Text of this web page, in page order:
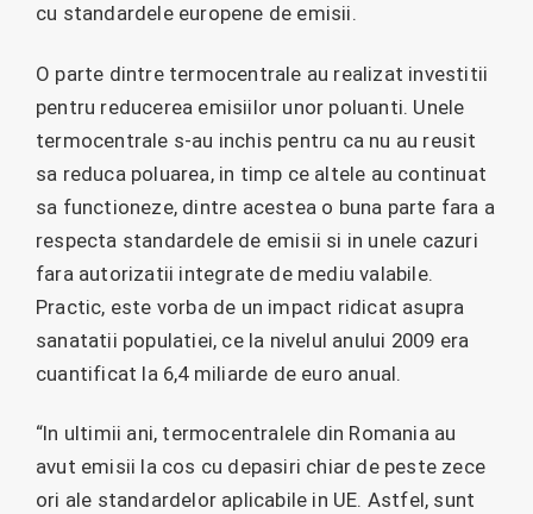
cu standardele europene de emisii.
O parte dintre termocentrale au realizat investitii
pentru reducerea emisiilor unor poluanti. Unele
termocentrale s-au inchis pentru ca nu au reusit
sa reduca poluarea, in timp ce altele au continuat
sa functioneze, dintre acestea o buna parte fara a
respecta standardele de emisii si in unele cazuri
fara autorizatii integrate de mediu valabile.
Practic, este vorba de un impact ridicat asupra
sanatatii populatiei, ce la nivelul anului 2009 era
cuantificat la 6,4 miliarde de euro anual.
“In ultimii ani, termocentralele din Romania au
avut emisii la cos cu depasiri chiar de peste zece
ori ale standardelor aplicabile in UE. Astfel, sunt